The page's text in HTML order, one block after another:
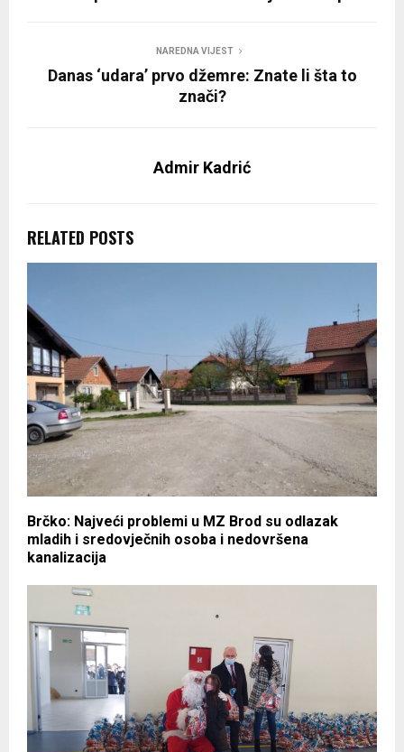
NAREDNA VIJEST
Danas ‘udara’ prvo džemre: Znate li šta to
znači?
Admir Kadrić
RELATED POSTS
Brčko: Najveći problemi u MZ Brod su odlazak
mladih i sredovječnih osoba i nedovršena
kanalizacija